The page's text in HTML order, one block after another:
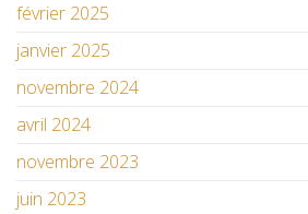
février 2025
janvier 2025
novembre 2024
avril 2024
novembre 2023
juin 2023